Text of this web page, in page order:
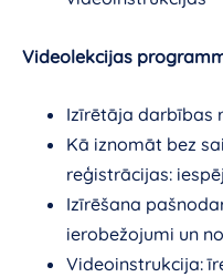
Videolekcijas
Izīrētāja darbības
Kā iznomāt bez
reģistrācijas:
Izīrēšana
ierobežojumi un
Videoinstrukcija: